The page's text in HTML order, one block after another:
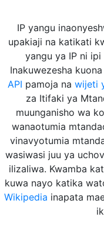
IP yangu
upakiaji na katikati
yangu ya IP ni
Inakuwezesha
API pamoja na wijeti
za Itifaki ya
muunganisho wa
wanaotumia
vinavyotumia
wasiwasi juu ya
ilizaliwa. Kwamba
kuwa nayo katika
Wikipedia inapata